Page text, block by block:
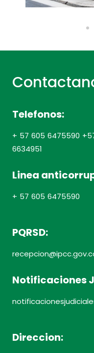
Telefonos:
+ 57 605 6475590
6634951
Linea
+ 57 605 6475590
PQRSD:
Notificaciones
Direccion: